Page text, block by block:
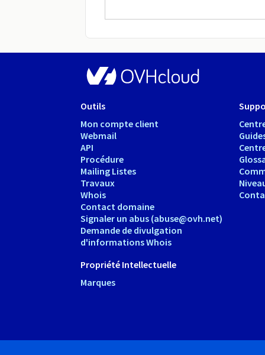
Outils
Mon compte client
Webmail
API
Procédure
Mailing Listes
Travaux
Whois
Contact domaine
Signaler un abus (abuse@ovh.net)
Demande de divulgation
d'informations Whois
Propriété Intellectuelle
Marques